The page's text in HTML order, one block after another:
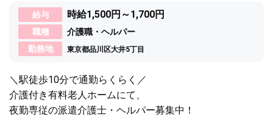
給与 時給1,500円～1,700円
職種
介護職・ヘルパー
勤務地
東京都品川区大井5丁目
＼駅徒歩10分で通勤らくらく／
介護付き有料老人ホームにて、
夜勤専従の派遣介護士・ヘルパー募集中！